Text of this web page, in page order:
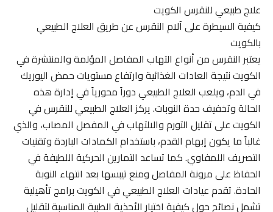
علاج طبيعي للنقرس الكويت
كيفية السيطرة على آلام النقرس عن طريق العلاج الطبيعي
بالكويت
يعتبر النقرس من أنواع التهاب المفاصل المؤلمة والمنتشرة في
الكويت نتيجة العادات الغذائية وارتفاع مستويات حمض اليوريك
في الدم، ويلعب العلاج الطبيعي دوراً محورياً في إدارة هذه
الحالة وتخفيف حدة النوبات. يركز العلاج الطبيعي للنقرس في
الكويت على تقليل التورم والالتهاب في المفصل المصاب، والذي
غالباً ما يكون إبهام القدم، باستخدام الكمادات الباردة وتقنيات
التصريف اللمفاوي. كما تساعد التمارين الحركية اللطيفة في
الحفاظ على مرونة المفاصل ومنع تيبسها بعد انتهاء النوبة
الحادة. تقدم عيادات العلاج الطبيعي في الكويت برامج تأهيلية
تشمل نصائح حول كيفية اختيار الأحذية الطبية المناسبة لتقليل